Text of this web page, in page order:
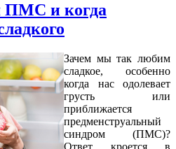
ПМС и когда
Зачем мы так любим
сладкое, особенно
когда нас одолевает
грусть или
приближается
предменструальный
синдром (ПМС)?
Ответ кроется в